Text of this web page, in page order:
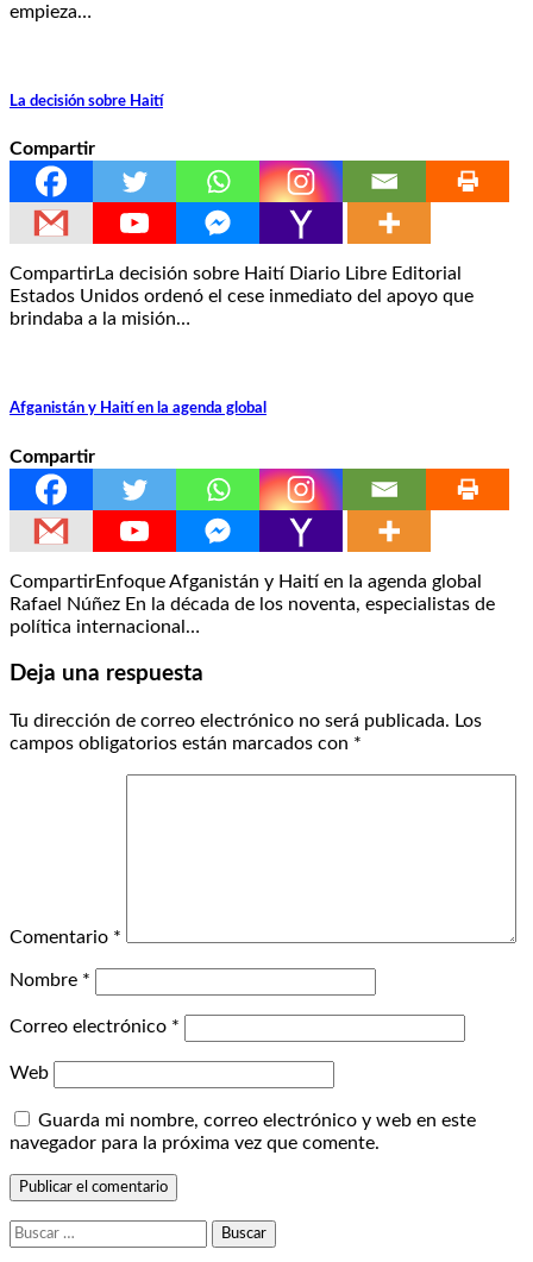
empieza…
La decisión sobre Haití
Compartir
CompartirLa decisión sobre Haití Diario Libre Editorial
Estados Unidos ordenó el cese inmediato del apoyo que
brindaba a la misión…
Afganistán y Haití en la agenda global
Compartir
CompartirEnfoque Afganistán y Haití en la agenda global
Rafael Núñez En la década de los noventa, especialistas de
política internacional…
Deja una respuesta
Tu dirección de correo electrónico no será publicada. Los
campos obligatorios están marcados con *
Comentario *
Nombre *
Correo electrónico *
Web
Guarda mi nombre, correo electrónico y web en este
navegador para la próxima vez que comente.
Buscar: